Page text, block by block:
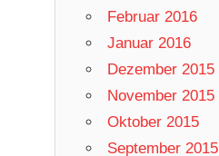
Februar 2016
Januar 2016
Dezember 2015
November 2015
Oktober 2015
September 2015